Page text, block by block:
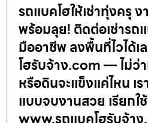
รถแบคโฮให้เช่าทุ่งครุ ง
พร้อมลุย! ติดต่อเช่ารถ
มืออาชีพ ลงพื้นที่ไวได้
โฮรับจ้าง.com — ไม่ว่
หรือดินจะแข็งแค่ไหน เ
แบบจบงานสวย เรียกใ
www.รถแบคโฮรับจ้า